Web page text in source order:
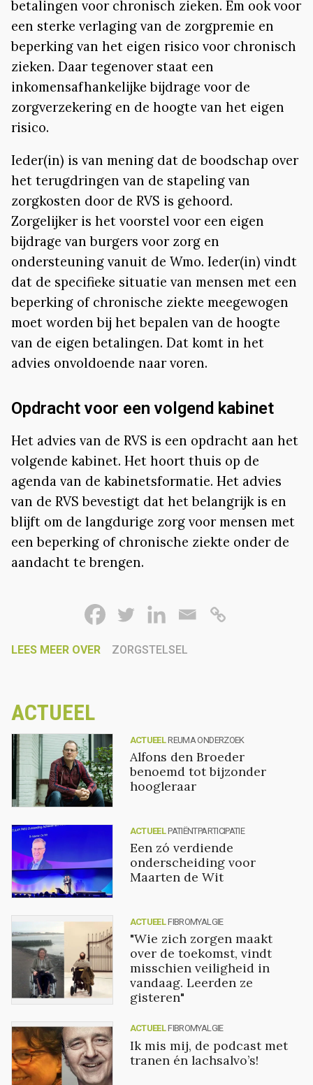
betalingen voor chronisch zieken. Em ook voor
een sterke verlaging van de zorgpremie en
beperking van het eigen risico voor chronisch
zieken. Daar tegenover staat een
inkomensafhankelijke bijdrage voor de
zorgverzekering en de hoogte van het eigen
risico.
Ieder(in) is van mening dat de boodschap over
het terugdringen van de stapeling van
zorgkosten door de RVS is gehoord.
Zorgelijker is het voorstel voor een eigen
bijdrage van burgers voor zorg en
ondersteuning vanuit de Wmo. Ieder(in) vindt
dat de specifieke situatie van mensen met een
beperking of chronische ziekte meegewogen
moet worden bij het bepalen van de hoogte
van de eigen betalingen. Dat komt in het
advies onvoldoende naar voren.
Opdracht voor een volgend kabinet
Het advies van de RVS is een opdracht aan het
volgende kabinet. Het hoort thuis op de
agenda van de kabinetsformatie. Het advies
van de RVS bevestigt dat het belangrijk is en
blijft om de langdurige zorg voor mensen met
een beperking of chronische ziekte onder de
aandacht te brengen.
LEES MEER OVER ZORGSTELSEL
ACTUEEL
ACTUEEL REUMA ONDERZOEK
Alfons den Broeder
benoemd tot bijzonder
hoogleraar
ACTUEEL PATIËNTPARTICIPATIE
Een zó verdiende
onderscheiding voor
Maarten de Wit
ACTUEEL FIBROMYALGIE
"Wie zich zorgen maakt
over de toekomst, vindt
misschien veiligheid in
vandaag. Leerden ze
gisteren"
ACTUEEL FIBROMYALGIE
Ik mis mij, de podcast met
tranen én lachsalvo’s!